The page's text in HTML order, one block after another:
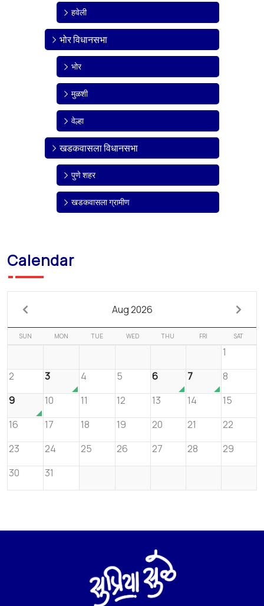
हवेली
भोर विधानसभा
भोर
मुळशी
वेल्हा
खडकवासला विधानसभा
पुणे शहर
खडकवासला ग्रामीण
Calendar
Aug 2026
SUN MON TUE WED THU FRI SAT
1
2
3 4 5 6 7
8
9
10 11 12 13 14
15
16
17 18 19 20 21
22
23
24 25 26 27 28
29
30
31